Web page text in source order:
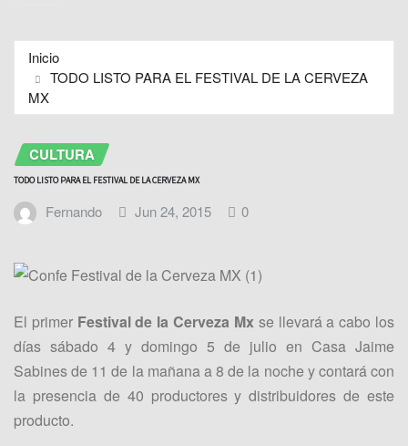
Inicio
TODO LISTO PARA EL FESTIVAL DE LA CERVEZA
MX
CULTURA
TODO LISTO PARA EL FESTIVAL DE LA CERVEZA MX
Fernando Jun 24, 2015 0
El primer Festival de la Cerveza Mxse llevará a cabo los
días sábado 4 y domingo 5 de julio en Casa Jaime
Sabines de 11 de la mañana a 8 de la noche y contará con
la presencia de 40 productores y distribuidores de este
producto.